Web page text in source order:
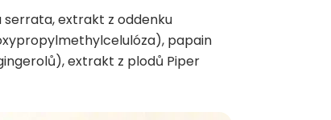
serrata, extrakt z oddenku
papain
extrakt z plodů Piper